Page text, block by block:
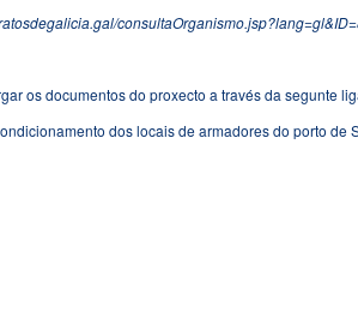
os documentos do proxecto a través da segunte
dos locais de armadores do porto de